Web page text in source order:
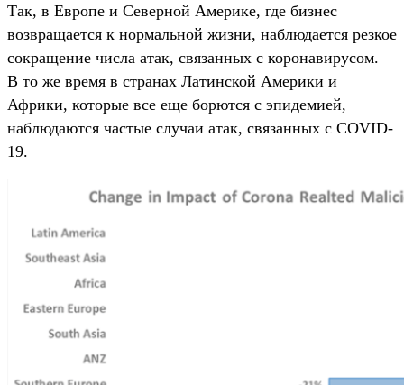
Так, в Европе и Северной Америке, где бизнес
возвращается к нормальной жизни, наблюдается резкое
сокращение числа атак, связанных с коронавирусом.
В то же время в странах Латинской Америки и
Африки, которые все еще борются с эпидемией,
наблюдаются частые случаи атак, связанных с COVID-
19.